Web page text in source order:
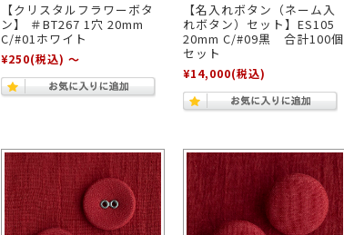
【クリスタルフラワーボタ
ン】 ＃BT267 1穴 20mm
C/#01ホワイト
¥250(税込) ～
【名入れボタン（ネーム入
れボタン）セット】ES105
20mm C/#09黒 合計100個
セット
¥14,000(税込)